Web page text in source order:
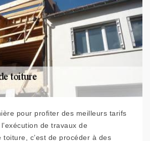
pour profiter des meilleurs tarifs
de travaux de
toiture, c’est de procéder à des